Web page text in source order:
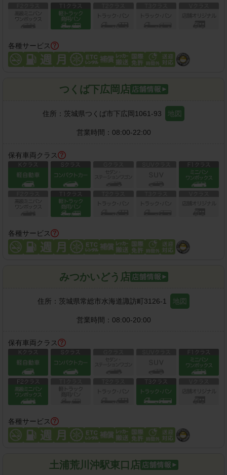
各種サービス
つくば下広岡店
住所： 茨城県つくば市下広岡1061-93 地図
営業時間： 08:00-22:00
保有車両クラス
各種サービス
みつかいどう店
住所： 茨城県常総市水海道諏訪町3126-1 地図
営業時間： 08:00-20:00
保有車両クラス
各種サービス
土浦荒川沖駅東口店